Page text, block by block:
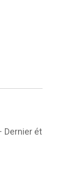
Dernier ét